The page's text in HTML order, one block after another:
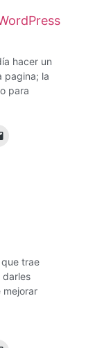
hacer un
pagina; la
para
trae
darles